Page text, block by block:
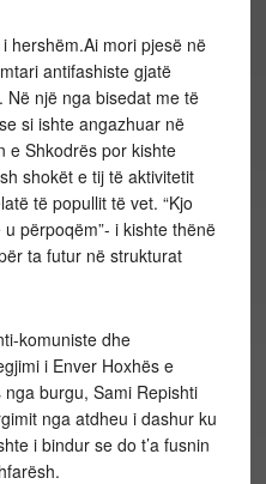
hershëm.Ai mori pjesë në
antifashiste gjatë
Në një nga bisedat me të
si ishte angazhuar në
e Shkodrës por kishte
shokët e tij të aktivitetit
të popullit të vet. “Kjo
përpoqëm”- i kishte thënë
ta futur në strukturat
komuniste dhe
i Enver Hoxhës e
burgu, Sami Repishti
nga atdheu i dashur ku
i bindur se do t’a fusnin